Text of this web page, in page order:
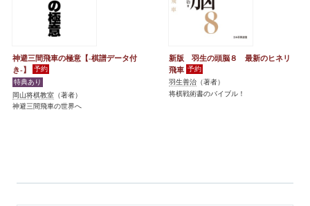
神避三間飛車の極意【-棋譜データ付
き-】
岡山将棋教室 （著者）
神避三間飛車の世界へ
新版 羽生の頭脳８ 最新のヒネリ
飛車
羽生善治 （著者）
将棋戦術書のバイブル！